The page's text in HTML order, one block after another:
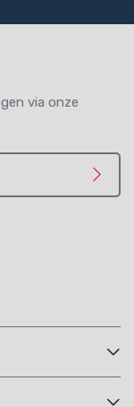
via onze
Meld